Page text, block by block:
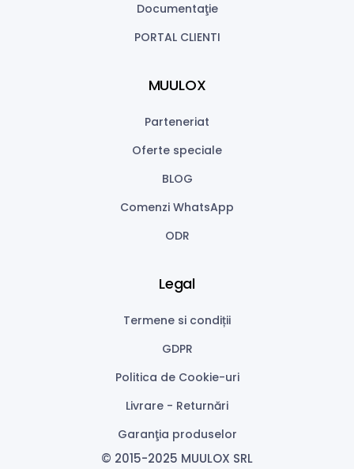
Documentaţie
PORTAL CLIENTI
MUULOX
Parteneriat
Oferte speciale
BLOG
Comenzi WhatsApp
ODR
Legal
Termene si condiții
GDPR
Politica de Cookie-uri
Livrare - Returnări
Garanţia produselor
© 2015-2025 MUULOX SRL